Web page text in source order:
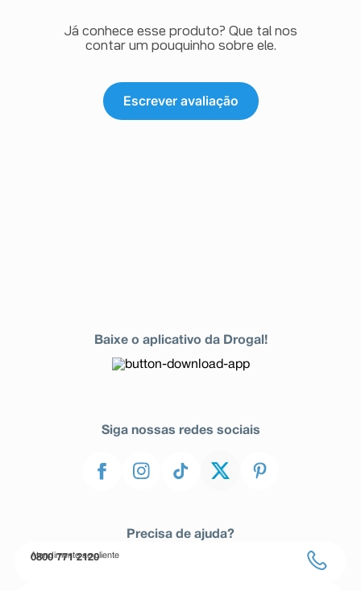
Já conhece esse produto? Que tal nos
contar um pouquinho sobre ele.
Escrever avaliação
Baixe o aplicativo da Drogal!
Siga nossas redes sociais
Precisa de ajuda?
Atendimento ao cliente
0800 771 2120